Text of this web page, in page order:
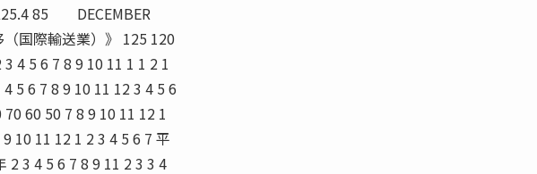
85 DECEMBER
国際輸送業）》 125 120
4 5 6 7 8 9 10 11 1 1 2 1
5 6 7 8 9 10 11 12 3 4 5 6
60 50 7 8 9 10 11 12 1
10 11 12 1 2 3 4 5 6 7 平
2 3 4 5 6 7 8 9 11 2 3 3 4